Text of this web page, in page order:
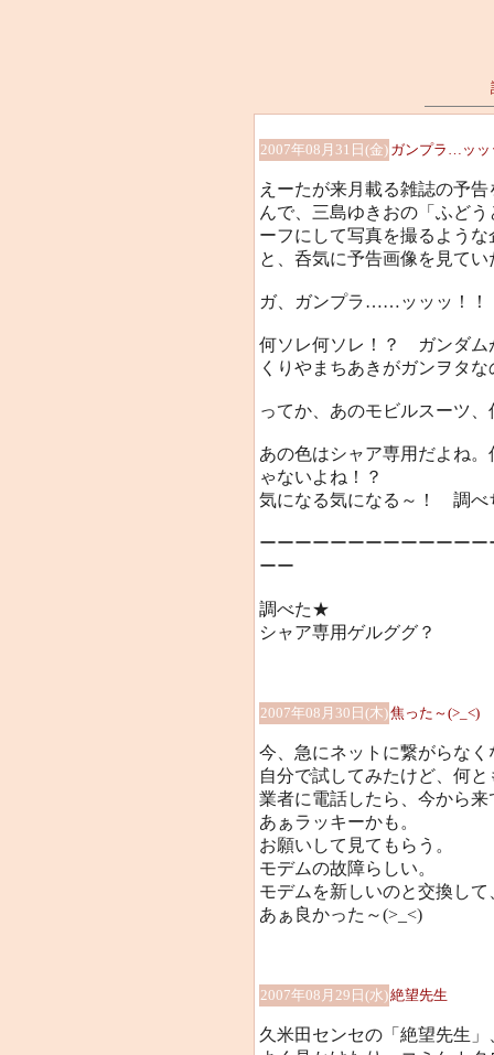
2007年08月31日(金) ガンプラ…ッッ
えーたが来月載る雑誌の予
んで、三島ゆきおの「ふど
ーフにして写真を撮るよう
と、呑気に予告画像を見てい
ガ、ガンプラ……ッッッ！！
何ソレ何ソレ！？ ガンダ
くりやまちあきがガンヲタ
ってか、あのモビルスーツ
あの色はシャア専用だよね
ゃないよね！？
気になる気になる～！ 調べ
ーーーーーーーーーーーー
ーー
調べた★
シャア専用ゲルググ？
2007年08月30日(木)焦った～(>_<)
今、急にネットに繋がらな
自分で試してみたけど、何
業者に電話したら、今から
あぁラッキーかも。
お願いして見てもらう。
モデムの故障らしい。
モデムを新しいのと交換し
あぁ良かった～(>_<)
2007年08月29日(水)絶望先生
久米田センセの「絶望先生